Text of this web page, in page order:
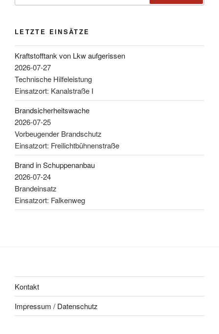
LETZTE EINSÄTZE
Kraftstofftank von Lkw aufgerissen
2026-07-27
Technische Hilfeleistung
Einsatzort: Kanalstraße I
Brandsicherheitswache
2026-07-25
Vorbeugender Brandschutz
Einsatzort: Freilichtbühnenstraße
Brand in Schuppenanbau
2026-07-24
Brandeinsatz
Einsatzort: Falkenweg
Kontakt
Impressum / Datenschutz